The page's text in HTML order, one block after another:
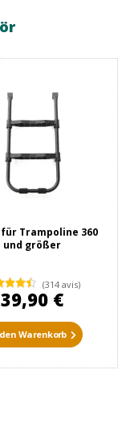
Trampoline 360
und größer
(314 avis)
39,90 €
Warenkorb